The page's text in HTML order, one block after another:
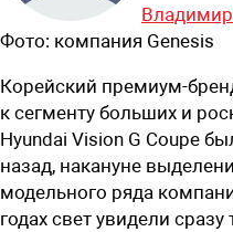
Фото: компания Genesis
Корейский премиум-
к сегменту больших и
Hyundai Vision G Coupe
назад, накануне
модельного ряда
годах свет увидели